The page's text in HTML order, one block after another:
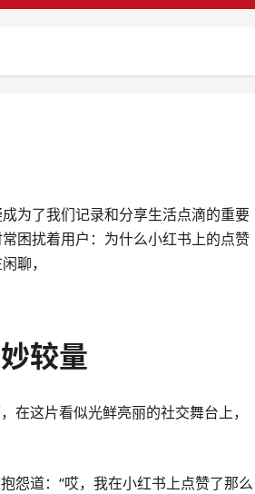
为了我们记录和分享生活点滴的重要
困扰着用户：为什么小红书上的点赞
聊，
较量
在这片看似光鲜亮丽的社交舞台上，
怨道：“哎，我在小红书上点赞了那么